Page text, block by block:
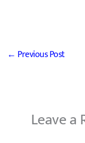
← Previous Post
Leave a